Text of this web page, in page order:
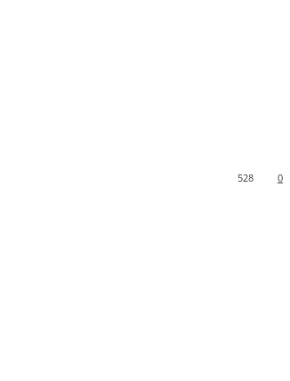
0
528